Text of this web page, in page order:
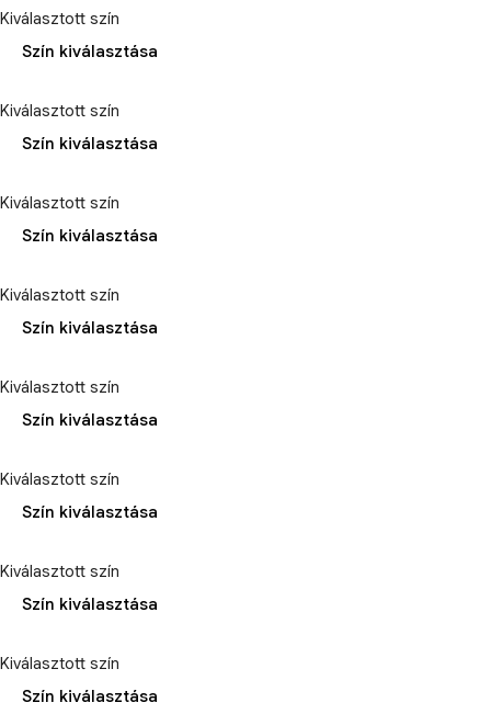
Kiválasztott szín
Szín kiválasztása
Kiválasztott szín
Szín kiválasztása
Kiválasztott szín
Szín kiválasztása
Kiválasztott szín
Szín kiválasztása
Kiválasztott szín
Szín kiválasztása
Kiválasztott szín
Szín kiválasztása
Kiválasztott szín
Szín kiválasztása
Kiválasztott szín
Szín kiválasztása